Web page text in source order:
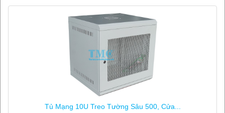
Tủ Mạng 10U Treo Tường Sâu 500, Cửa...